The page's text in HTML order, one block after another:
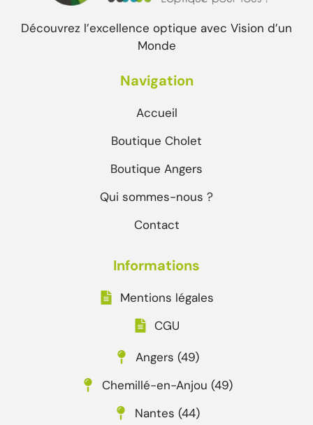
Découvrez l’excellence optique avec Vision d’un
Monde
Navigation
Accueil
Boutique Cholet
Boutique Angers
Qui sommes-nous ?
Contact
Informations
Mentions légales
CGU
Angers (49)
Chemillé-en-Anjou (49)
Nantes (44)